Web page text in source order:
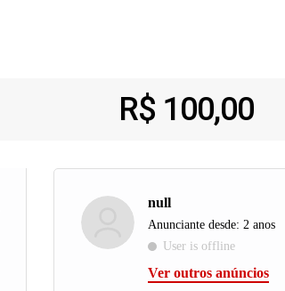
R$ 100,00
null
Anunciante desde: 2 anos
User is offline
Ver outros anúncios